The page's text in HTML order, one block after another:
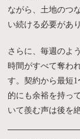
ながら、土地のつ
い続ける必要があ
さらに、毎週のよ
時間がすべて奪わ
す。契約から最短
的にも余裕を持っ
いて羨む声は後を